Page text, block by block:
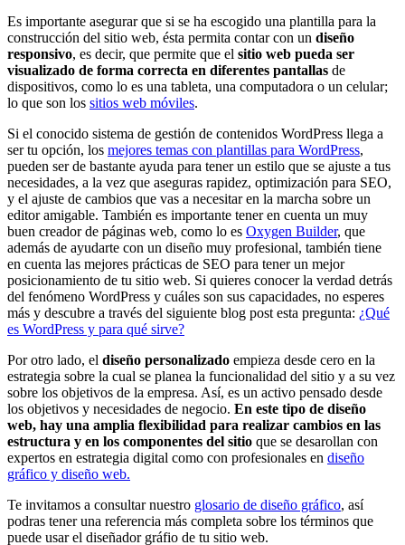
Es importante asegurar que si se ha escogido una plantilla para la
construcción del sitio web, ésta permita contar con un diseño
responsivo, es decir, que permite que el sitio web pueda ser
visualizado de forma correcta en diferentes pantallas de
dispositivos, como lo es una tableta, una computadora o un celular;
lo que son los sitios web móviles.
Si el conocido sistema de gestión de contenidos WordPress llega a
ser tu opción, los mejores temas con plantillas para WordPress,
pueden ser de bastante ayuda para tener un estilo que se ajuste a tus
necesidades, a la vez que aseguras rapidez, optimización para SEO,
y el ajuste de cambios que vas a necesitar en la marcha sobre un
editor amigable. También es importante tener en cuenta un muy
buen creador de páginas web, como lo es Oxygen Builder, que
además de ayudarte con un diseño muy profesional, también tiene
en cuenta las mejores prácticas de SEO para tener un mejor
posicionamiento de tu sitio web. Si quieres conocer la verdad detrás
del fenómeno WordPress y cuáles son sus capacidades, no esperes
más y descubre a través del siguiente blog post esta pregunta: ¿Qué
es WordPress y para qué sirve?
Por otro lado, el diseño personalizado empieza desde cero en la
estrategia sobre la cual se planea la funcionalidad del sitio y a su vez
sobre los objetivos de la empresa. Así, es un activo pensado desde
los objetivos y necesidades de negocio. En este tipo de diseño
web, hay una amplia flexibilidad para realizar cambios en las
estructura y en los componentes del sitio que se desarollan con
expertos en estrategia digital como con profesionales en diseño
gráfico y diseño web.
Te invitamos a consultar nuestro glosario de diseño gráfico, así
podras tener una referencia más completa sobre los términos que
puede usar el diseñador gráfio de tu sitio web.